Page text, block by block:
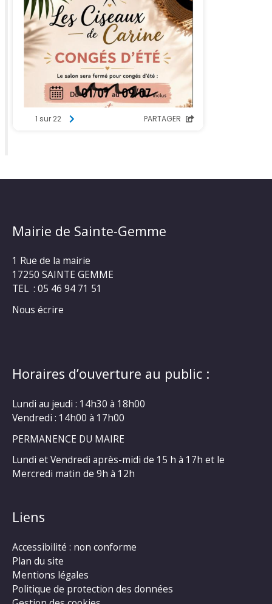
Mairie de Sainte-Gemme
1 Rue de la mairie
17250 SAINTE GEMME
TEL : 05 46 94 71 51
Nous écrire
Horaires d’ouverture au public :
Lundi au jeudi : 14h30 à 18h00
Vendredi : 14h00 à 17h00
PERMANENCE DU MAIRE
Lundi et Vendredi après-midi de 15 h à 17h et le
Mercredi matin de 9h à 12h
Liens
Accessibilité : non conforme
Plan du site
Mentions légales
Politique de protection des données